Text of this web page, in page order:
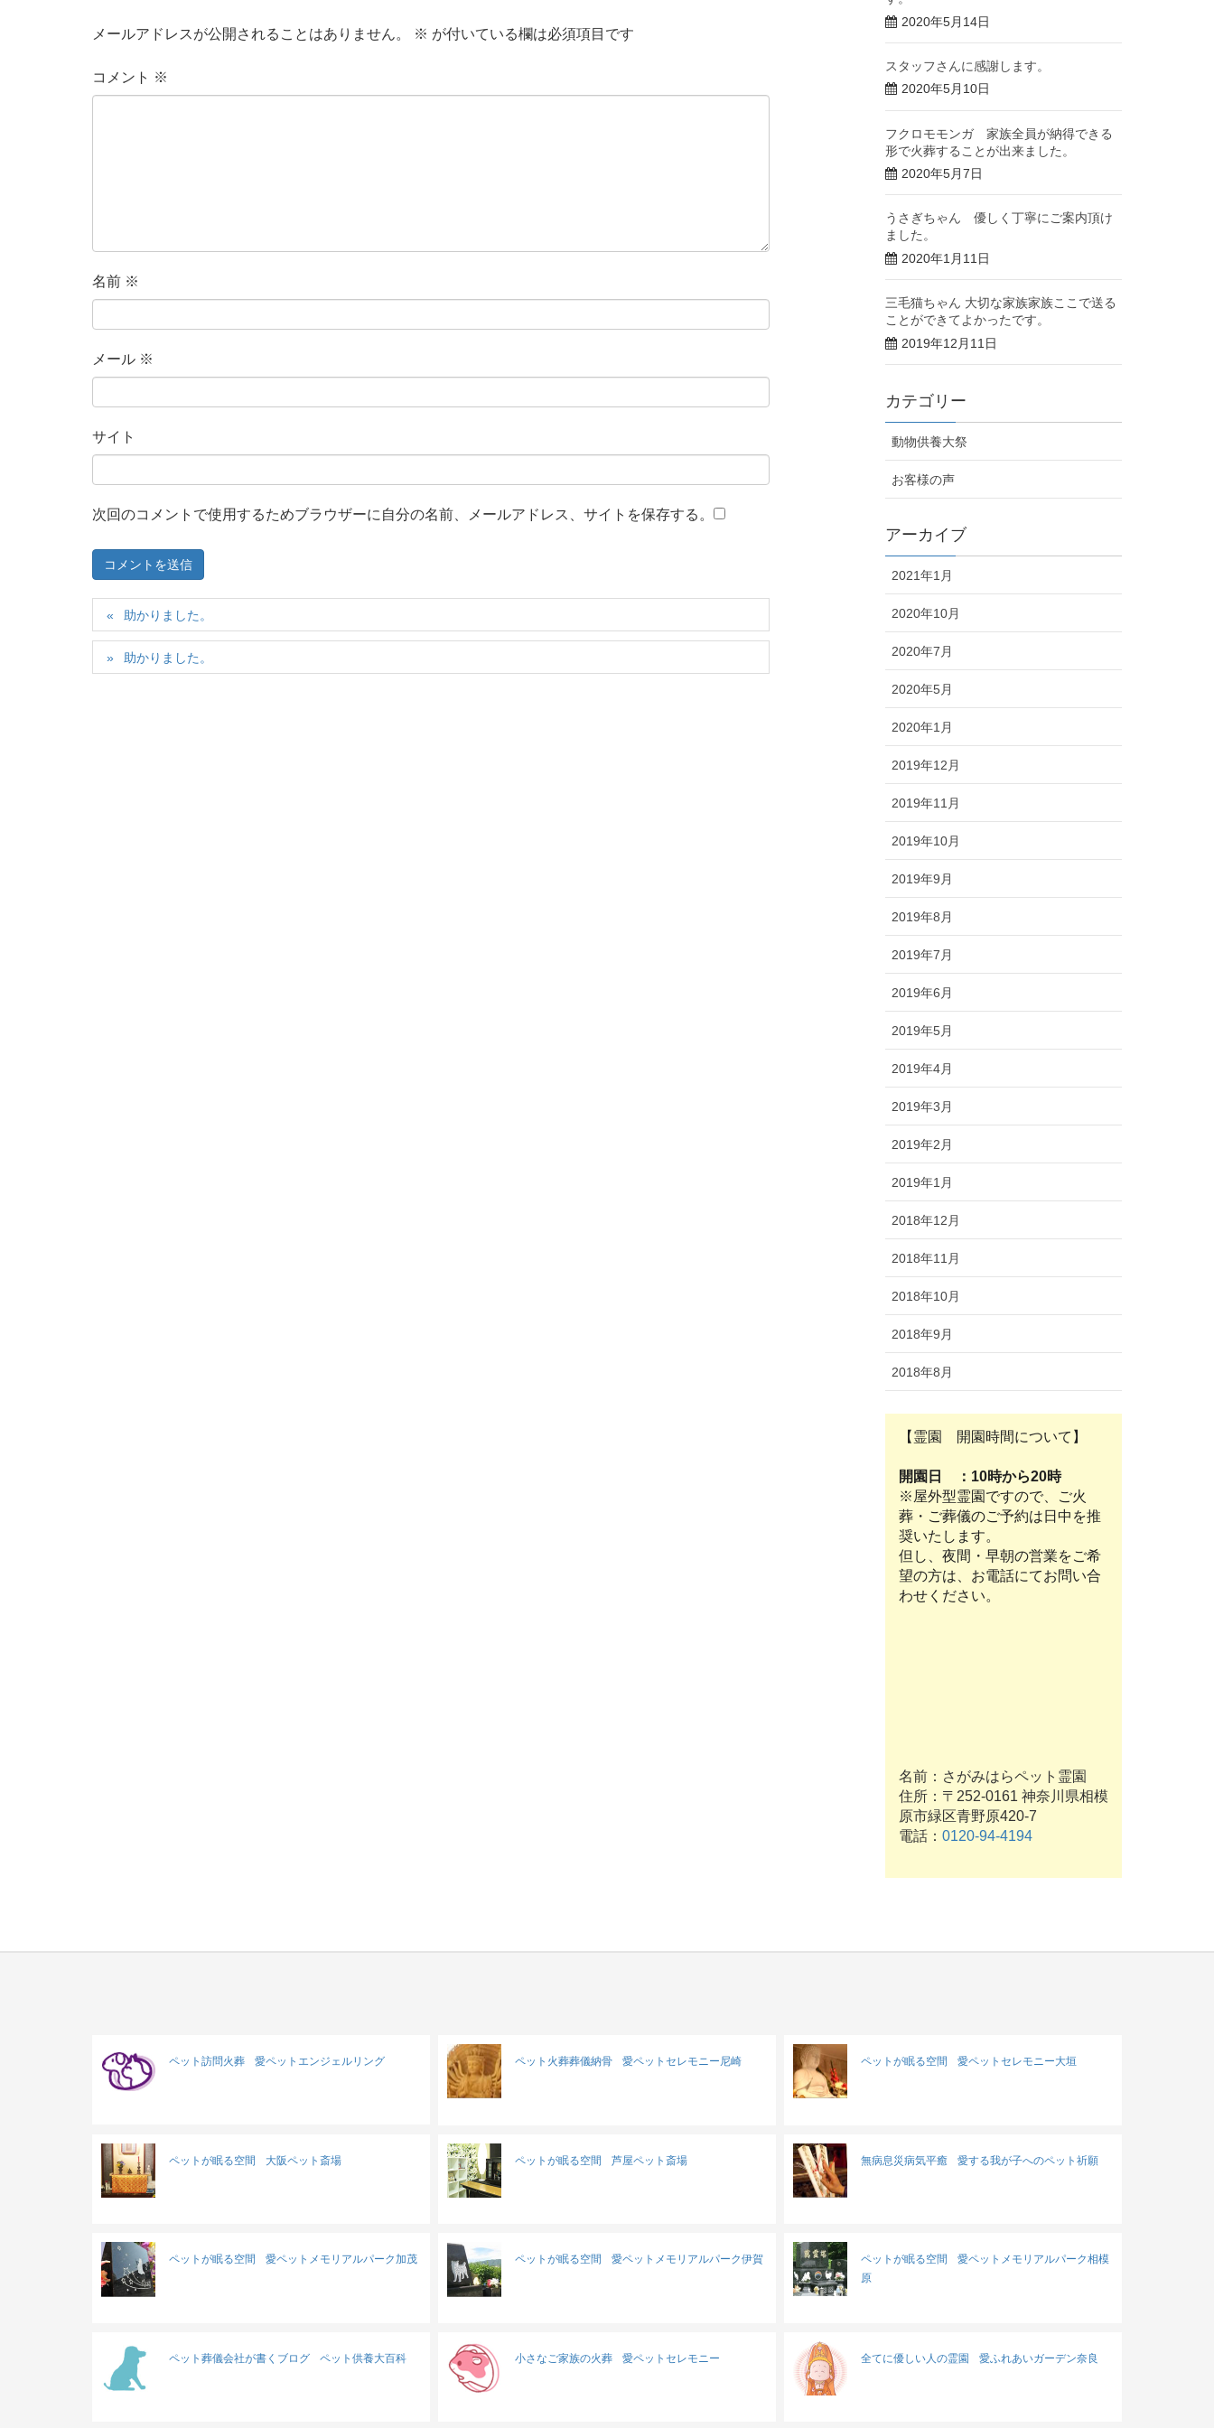
メールアドレスが公開されることはありません。 ※ が付いている欄は必須項目です
コメント ※
名前 ※
メール ※
サイト
次回のコメントで使用するためブラウザーに自分の名前、メールアドレス、サイトを保存する。
助かりました。
助かりました。
2020年5月14日
スタッフさんに感謝します。
2020年5月10日
フクロモモンガ 家族全員が納得できる
形で火葬することが出来ました。
2020年5月7日
うさぎちゃん 優しく丁寧にご案内頂け
ました。
2020年1月11日
三毛猫ちゃん 大切な家族家族ここで送る
ことができてよかったです。
2019年12月11日
カテゴリー
動物供養大祭
お客様の声
アーカイブ
2021年1月
2020年10月
2020年7月
2020年5月
2020年1月
2019年12月
2019年11月
2019年10月
2019年9月
2019年8月
2019年7月
2019年6月
2019年5月
2019年4月
2019年3月
2019年2月
2019年1月
2018年12月
2018年11月
2018年10月
2018年9月
2018年8月
【霊園 開園時間について】
開園日 ：10時から20時
※屋外型霊園ですので、ご火
葬・ご葬儀のご予約は日中を推
奨いたします。
但し、夜間・早朝の営業をご希
望の方は、お電話にてお問い合
わせください。
名前：さがみはらペット霊園
住所：〒252-0161 神奈川県相模
原市緑区青野原420-7
電話： 0120-94-4194
ペット訪問火葬 愛ペットエンジェルリング ペット火葬葬儀納骨 愛ペットセレモニー尼崎 ペットが眠る空間 愛ペットセレモニー大垣
ペットが眠る空間 大阪ペット斎場 ペットが眠る空間 芦屋ペット斎場 無病息災病気平癒 愛する我が子へのペット祈願
ペットが眠る空間 愛ペットメモリアルパーク加茂 ペットが眠る空間 愛ペットメモリアルパーク伊賀 ペットが眠る空間
愛ペットメモリアルパーク相模
原
ペット葬儀会社が書くブログ ペット供養大百科 小さなご家族の火葬 愛ペットセレモニー 全てに優しい人の霊園 愛ふれあいガーデン奈良